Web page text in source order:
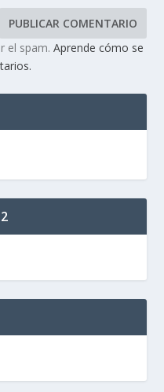
el spam.Aprende cómo se